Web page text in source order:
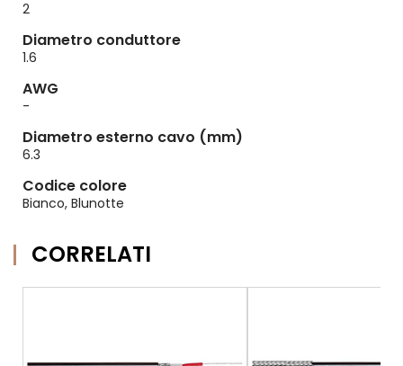
2
Diametro conduttore
1.6
AWG
-
Diametro esterno cavo (mm)
6.3
Codice colore
Bianco, Blunotte
CORRELATI